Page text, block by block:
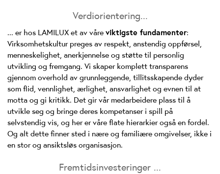
Verdiorientering...
... er hos LAMILUX et av våre viktigste fundamenter:
Virksomhetskultur preges av respekt, anstendig oppførsel,
menneskelighet, anerkjennelse og støtte til personlig
utvikling og fremgang. Vi skaper komplett transparens
gjennom overhold av grunnleggende, tillitsskapende dyder
som flid, vennlighet, ærlighet, ansvarlighet og evnen til at
motta og gi kritikk. Det gir vår medarbeidere plass til å
utvikle seg og bringe deres kompetanser i spill på
selvstendig vis, og her er våre flate hierarkier også en fordel.
Og alt dette finner sted i nære og familiære omgivelser, ikke i
en stor og ansiktsløs organisasjon.
Fremtidsinvesteringer ...